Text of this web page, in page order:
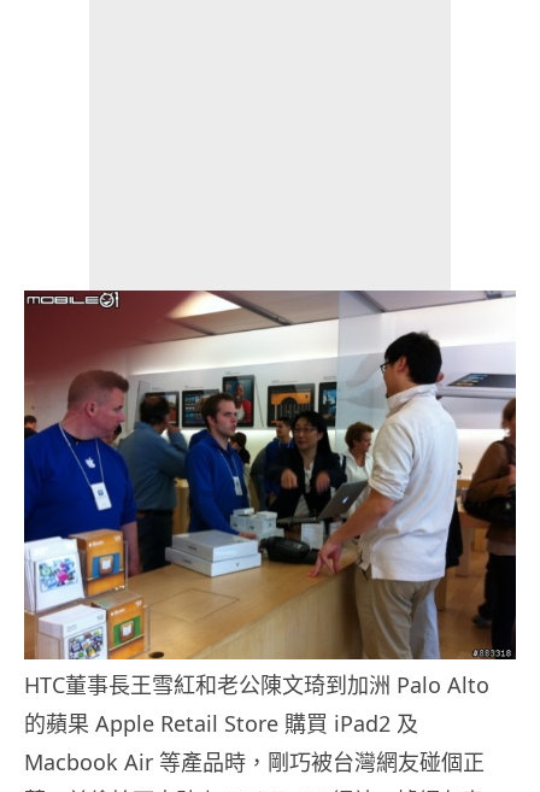
HTC董事長王雪紅和老公陳文琦到加洲 Palo Alto
的蘋果 Apple Retail Store 購買 iPad2 及
Macbook Air 等產品時，剛巧被台灣網友碰個正